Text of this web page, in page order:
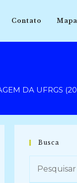
Contato
DA UFRGS
Busca